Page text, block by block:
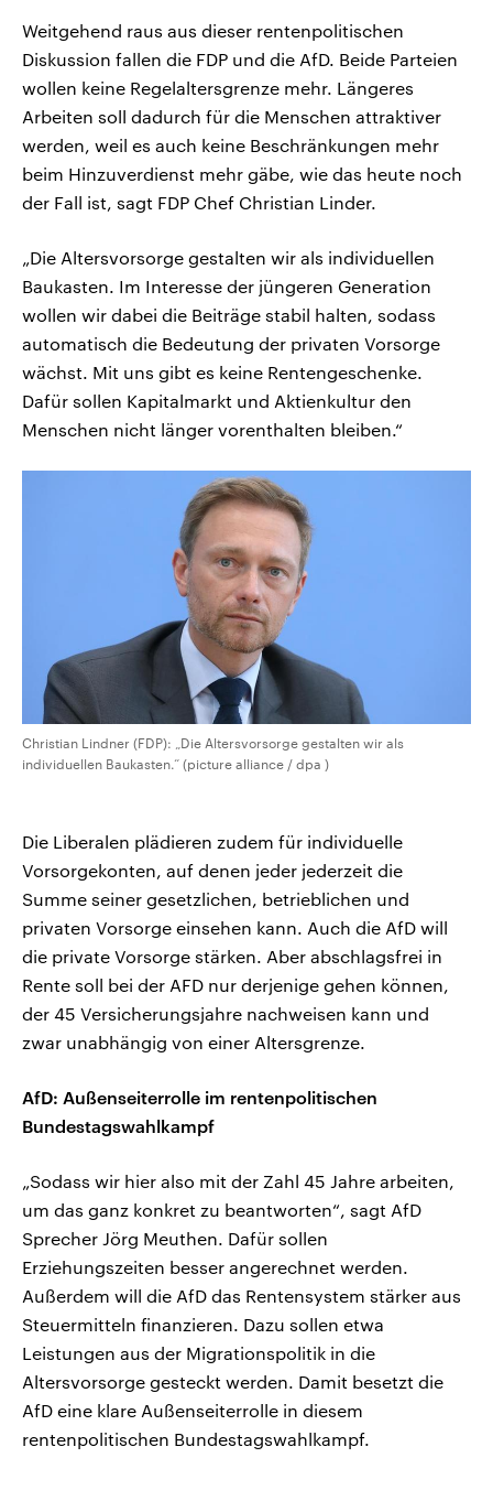
Weitgehend raus aus dieser rentenpolitischen
Diskussion fallen die FDP und die AfD. Beide Parteien
wollen keine Regelaltersgrenze mehr. Längeres
Arbeiten soll dadurch für die Menschen attraktiver
werden, weil es auch keine Beschränkungen mehr
beim Hinzuverdienst mehr gäbe, wie das heute noch
der Fall ist, sagt FDP Chef Christian Linder.
„Die Altersvorsorge gestalten wir als individuellen
Baukasten. Im Interesse der jüngeren Generation
wollen wir dabei die Beiträge stabil halten, sodass
automatisch die Bedeutung der privaten Vorsorge
wächst. Mit uns gibt es keine Rentengeschenke.
Dafür sollen Kapitalmarkt und Aktienkultur den
Menschen nicht länger vorenthalten bleiben.“
Christian Lindner (FDP): „Die Altersvorsorge gestalten wir als
individuellen Baukasten.“ (picture alliance / dpa )
Die Liberalen plädieren zudem für individuelle
Vorsorgekonten, auf denen jeder jederzeit die
Summe seiner gesetzlichen, betrieblichen und
privaten Vorsorge einsehen kann. Auch die AfD will
die private Vorsorge stärken. Aber abschlagsfrei in
Rente soll bei der AFD nur derjenige gehen können,
der 45 Versicherungsjahre nachweisen kann und
zwar unabhängig von einer Altersgrenze.
AfD: Außenseiterrolle im rentenpolitischen
Bundestagswahlkampf
„Sodass wir hier also mit der Zahl 45 Jahre arbeiten,
um das ganz konkret zu beantworten“, sagt AfD
Sprecher Jörg Meuthen. Dafür sollen
Erziehungszeiten besser angerechnet werden.
Außerdem will die AfD das Rentensystem stärker aus
Steuermitteln finanzieren. Dazu sollen etwa
Leistungen aus der Migrationspolitik in die
Altersvorsorge gesteckt werden. Damit besetzt die
AfD eine klare Außenseiterrolle in diesem
rentenpolitischen Bundestagswahlkampf.